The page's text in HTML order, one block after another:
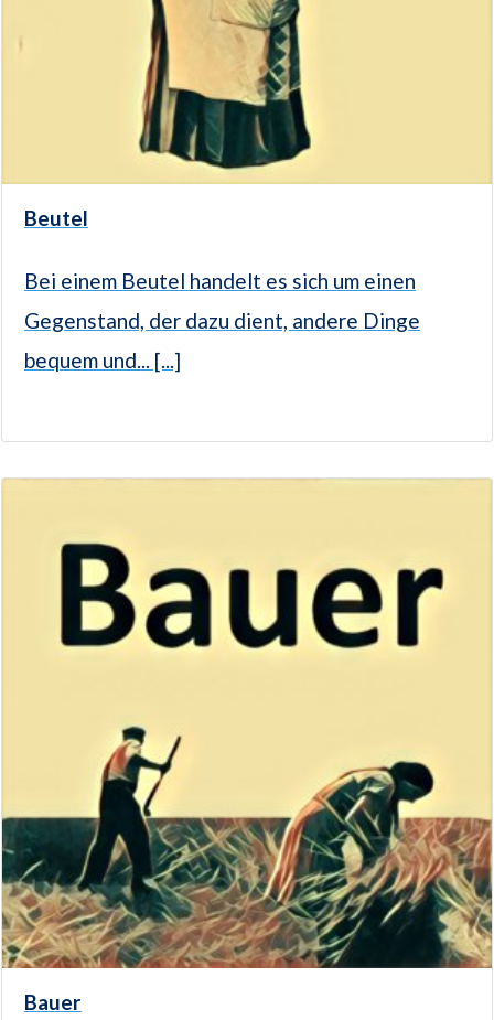
Beutel
Bei einem Beutel handelt es sich um einen
Gegenstand, der dazu dient, andere Dinge
bequem und... [...]
Bauer